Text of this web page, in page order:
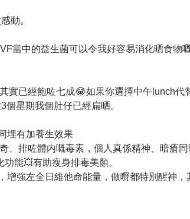
動。
當中的益生菌可以令我好容易消化晒食物
已經飽咗七成😂如果你選擇中午lunch代
星期我個肚仔已經扁晒。
埋有加養生效果
排咗體内嘅毒素，個人真係精神、暗瘡同
能💥有助瘦身排毒美顏。
強左全日維他命能量，做嘢都特別醒神，